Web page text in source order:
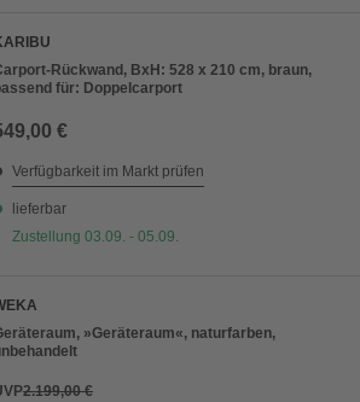
Rückwand, BxH: 528 x 210 cm, braun,
für: Doppelcarport
€
Verfügbarkeit im Markt prüfen
lieferbar
Zustellung 03.09. - 05.09.
»Geräteraum«, naturfarben,
2.199,00 €